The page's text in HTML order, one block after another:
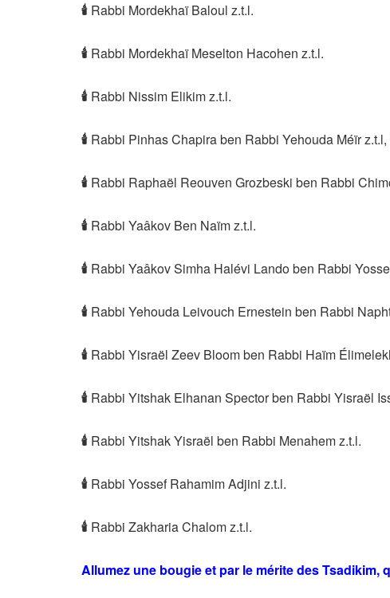
🕯 Rabbi Mordekhaï Baloul z.t.l.
🕯 Rabbi Mordekhaï Meselton Hacohen z.t.l.
🕯 Rabbi Nissim Elikim z.t.l.
🕯 Rabbi Pinhas Chapira ben Rabbi Yehouda Méïr
🕯 Rabbi Raphaël Reouven Grozbeski ben Rabbi
🕯 Rabbi Yaâkov Ben Naïm z.t.l.
🕯 Rabbi Yaâkov Simha Halévi Lando ben Rabbi
🕯 Rabbi Yehouda Leivouch Ernestein ben Rabbi
🕯 Rabbi Yisraël Zeev Bloom ben Rabbi Haïm
🕯 Rabbi Yitshak Elhanan Spector ben Rabbi Yisraël
🕯 Rabbi Yitshak Yisraël ben Rabbi Menahem z.t.l.
🕯 Rabbi Yossef Rahamim Adjini z.t.l.
🕯 Rabbi Zakharia Chalom z.t.l.
Allumez une bougie et par le mérite des Tsadikim,